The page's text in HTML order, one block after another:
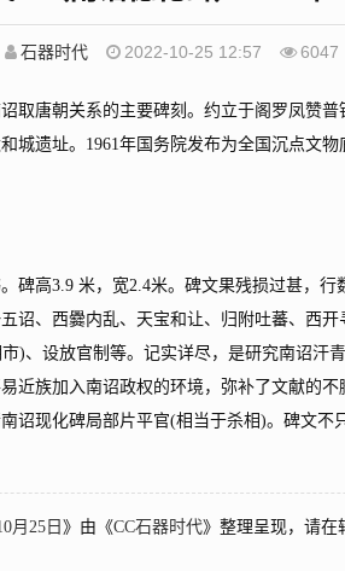
石器时代 2022-10-25 12:57 6047
唐朝关系的主要碑刻。约立于阁罗凤赞普
城遗址。1961年国务院发布为全国沉点文物
高3.9 米，宽2.4米。碑文果残损过甚，行
诏、西爨内乱、天宝和让、归附吐蕃、西开
)、设放官制等。记实详尽，是研究南诏汗
近族加入南诏政权的环境，弥补了文献的
诏现化碑局部片平官(相当于杀相)。碑文不
月25日》由《CC石器时代》整理呈现，请在